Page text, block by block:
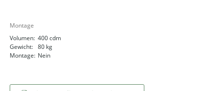
Montage
Volumen: 400 cdm
Gewicht: 80 kg
Montage: Nein